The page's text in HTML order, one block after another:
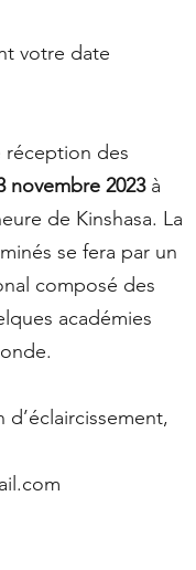
votre date
réception des
novembre 2023à
de Kinshasa. La
se fera par un
composé des
académies
d’éclaircissement,